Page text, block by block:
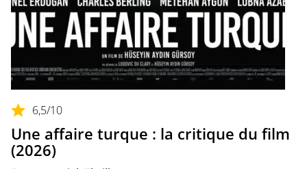
6,5/10
Une affaire turque : la critique du film
(2026)